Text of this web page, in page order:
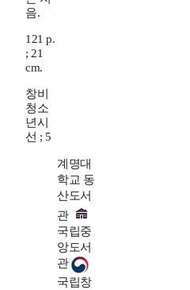
음.
121 p.
; 21
cm.
창비
청소
년시
선 ; 5
계명대
학교 동
산도서
관
국립중
앙도서
관
국립창